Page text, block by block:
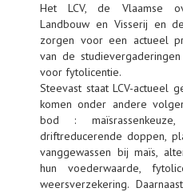
Het LCV, de Vlaamse
Landbouw en Visserij en
zorgen voor een actueel
van de
voor fytolicentie.
Steevast staat LCV-actueel
komen onder andere
bod : maïsrassenkeuze,
driftreducerende doppen,
vanggewassen bij maïs,
hun voederwaarde,
weersverzekering.